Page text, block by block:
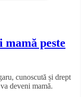
mamă peste
cunoscută și drept
deveni mamă.